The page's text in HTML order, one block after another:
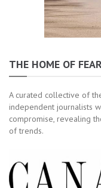
THE HOME OF
A curated collective of
independent journalists
compromise, revealing
of trends.